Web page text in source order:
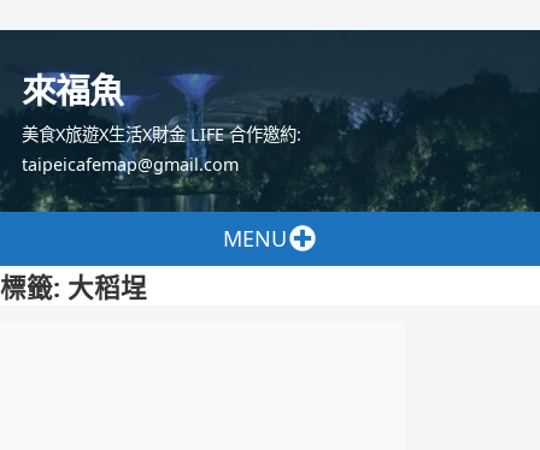
容
來福魚
美食X旅遊X生活X財金 LIFE 合作邀約:
taipeicafemap@gmail.com
MENU
標籤: 大稻埕